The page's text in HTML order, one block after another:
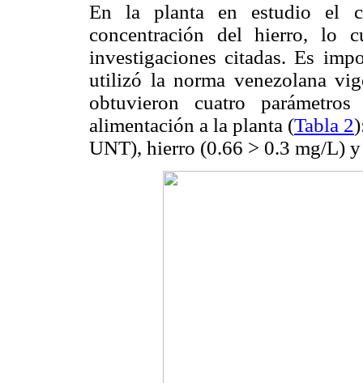
En la planta en estudio el
concentración del hierro, lo
investigaciones citadas. Es
utilizó la norma venezolana
obtuvieron cuatro
alimentación a la planta (Tabla 2
UNT), hierro (0.66 > 0.3 mg/L) y